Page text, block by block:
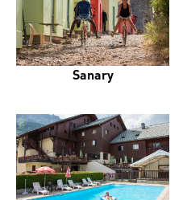
Sanary